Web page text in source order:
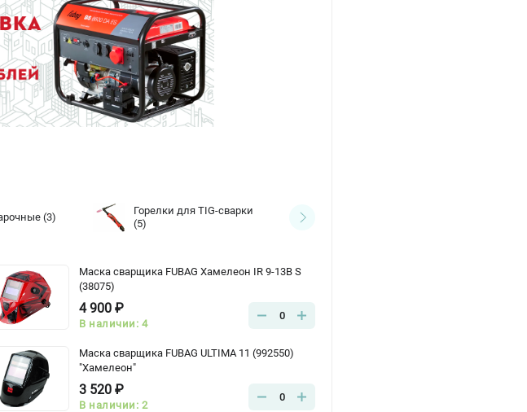
(3)
Горелки для TIG-сварки
(5)
Маска сварщика FUBAG Хамелеон IR 9-13B S
(38075)
4 900 ₽
В наличии: 4
0
Маска сварщика FUBAG ULTIMA 11 (992550)
"Хамелеон"
3 520 ₽
В наличии: 2
0